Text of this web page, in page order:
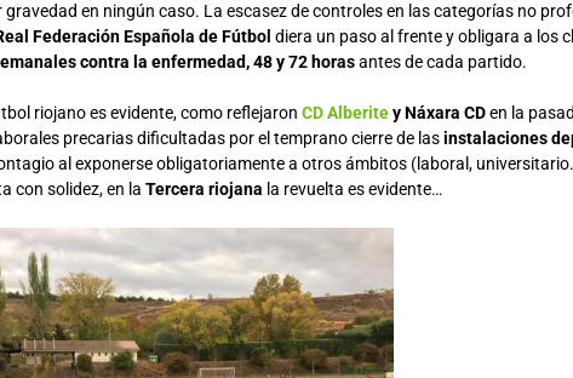
en ningún caso. La escasez de controles en las categorías no
Federación Española de Fútbol diera un paso al frente y obligara a los
contra la enfermedad, 48 y 72 horasantes de cada partido.
riojano es evidente, como reflejaron CD Alberitey Náxara CDen la
precarias dificultadas por el temprano cierre de lasinstalaciones
al exponerse obligatoriamente a otros ámbitos (laboral,
con solidez, en la Tercera riojana la revuelta es evidente…